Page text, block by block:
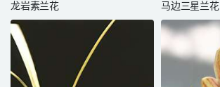
龙岩素兰花 马边三星兰花